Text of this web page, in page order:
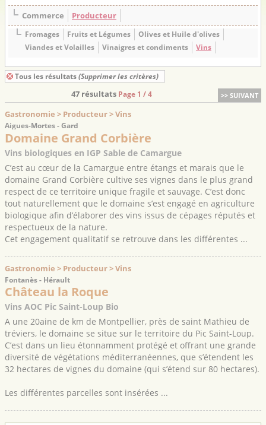
Commerce Producteur
Fromages Fruits et Légumes
Olives et Huile d'olives
Viandes et Volailles
Vinaigres et condiments Vins
Tous les résultats (Supprimer les critères)
>> SUIVANT
47 résultats Page 1 / 4
Gastronomie > Producteur > Vins
Aigues-Mortes - Gard
Domaine Grand Corbière
Vins biologiques en IGP Sable de Camargue
C’est au cœur de la Camargue entre étangs et marais que le
domaine Grand Corbière cultive ses vignes dans le plus grand
respect de ce territoire unique fragile et sauvage. C’est donc
tout naturellement que le domaine s’est engagé en agriculture
biologique afin d’élaborer des vins issus de cépages réputés et
respectueux de la nature.
Cet engagement qualitatif se retrouve dans les différentes ...
Gastronomie > Producteur > Vins
Fontanès - Hérault
Château la Roque
Vins AOC Pic Saint-Loup Bio
A une 20aine de km de Montpellier, près de saint Mathieu de
tréviers, le domaine se situe sur le territoire du Pic Saint-Loup.
C’est dans un lieu étonnamment protégé et offrant une grande
diversité de végétations méditerranéennes, que s’étendent les
32 hectares de vignes du domaine (qui s’étend sur 80 hectares).
Les différentes parcelles sont insérées ...